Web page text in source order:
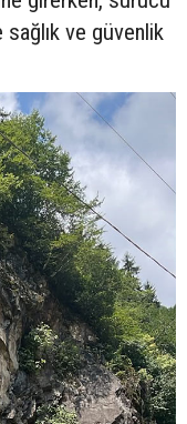
sağlık ve güvenlik